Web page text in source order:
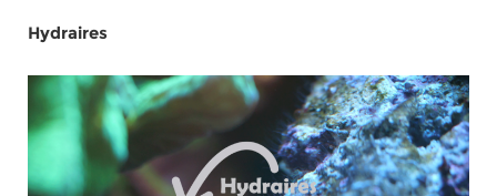
Hydraires